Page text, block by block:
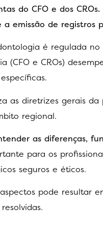
do CFO e dos
a emissão de
é regulada
(CFO e CROs)
as diretrizes gerais
regional.
as diferenças,
para os
seguros e éticos.
pode resultar